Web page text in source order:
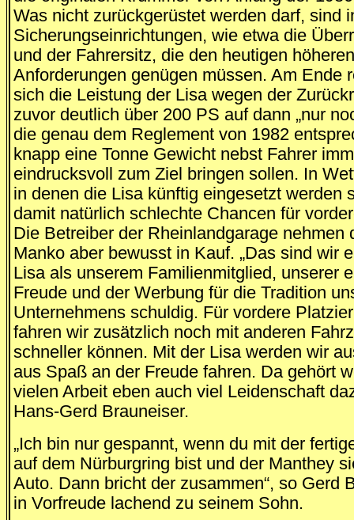
Was nicht zurückgerüstet werden darf, sind
Sicherungseinrichtungen, wie etwa die
und der Fahrersitz, die den heutigen höheren
Anforderungen genügen müssen. Am Ende
sich die Leistung der Lisa wegen der
zuvor deutlich über 200 PS auf dann „nur
die genau dem Reglement von 1982
knapp eine Tonne Gewicht nebst Fahrer
eindrucksvoll zum Ziel bringen sollen. In
in denen die Lisa künftig eingesetzt werden
damit natürlich schlechte Chancen für
Die Betreiber der Rheinlandgarage nehmen
Manko aber bewusst in Kauf. „Das sind wir
Lisa als unserem Familienmitglied, unserer
Freude und der Werbung für die Tradition
Unternehmens schuldig. Für vordere
fahren wir zusätzlich noch mit anderen
schneller können. Mit der Lisa werden wir
aus Spaß an der Freude fahren. Da gehört
vielen Arbeit eben auch viel Leidenschaft
Hans-Gerd Brauneiser.
„Ich bin nur gespannt, wenn du mit der
auf dem Nürburgring bist und der Manthey
Auto. Dann bricht der zusammen“, so Gerd
in Vorfreude lachend zu seinem Sohn.